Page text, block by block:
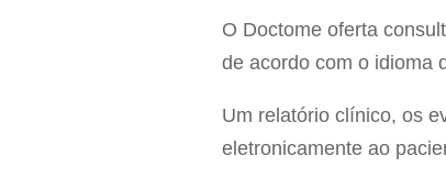
O Doctome oferta
de acordo com o idioma
Um relatório clínico, os
eletronicamente ao